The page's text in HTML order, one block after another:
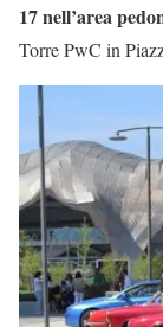
17 nell’area
Torre PwC in